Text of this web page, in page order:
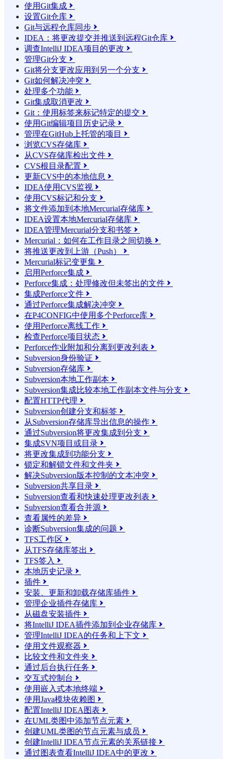
使用Git集成 
设置Git仓库 
Git与远程仓库同步 
IDEA：将更改提交并推送到远程Git仓库 
调查IntelliJ IDEA项目的更改 
管理Git分支 
Git将分支更改应用到另一个分支 
Git如何解决冲突 
处理多个功能 
Git集成取消更改 
Git：使用标签来标记特定的提交 
使用Git编辑项目历史记录 
管理在GitHub上托管的项目 
浏览CVS存储库 
从CVS存储库检出文件 
CVS根目录配置 
更新CVS中的本地信息 
IDEA使用CVS监视 
使用CVS标记和分支 
将文件添加到本地Mercurial存储库 
IDEA设置本地Mercurial存储库 
IDEA管理Mercurial分支和书签 
Mercurial：如何在工作目录之间切换 
将推送更改到上游（Push） 
Mercurial标记变更集 
启用Perforce集成 
Perforce集成：处理修改但未签出的文件 
集成Perforce文件 
通过Perforce集成解决冲突 
在P4CONFIG中使用多个Perforce库 
使用Perforce离线工作 
检查Perforce项目状态 
Perforce作业附加和分离到更改列表 
Subversion身份验证 
Subversion存储库 
Subversion本地工作副本 
Subversion集成比较本地工作副本文件与分支 
配置HTTP代理 
Subversion创建分支和标签 
从Subversion存储库导出信息的操作 
通过Subversion将更改集成到分支 
集成SVN项目或目录 
将更改集成到功能分支 
锁定和解锁文件和文件夹 
解决Subversion版本控制的文本冲突 
Subversion共享目录 
Subversion查看和快速处理更改列表 
Subversion查看合并源 
查看属性的差异 
诊断Subversion集成的问题 
TFS工作区 
从TFS存储库签出 
TFS签入 
本地历史记录 
插件 
安装、更新和卸载存储库插件 
管理企业插件存储库 
从磁盘安装插件 
将IntelliJ IDEA插件添加到企业存储库 
管理IntelliJ IDEA的任务和上下文 
使用文件观察器 
比较文件和文件夹 
通过后台执行任务 
交互式控制台 
使用嵌入式本地终端 
使用Java模块依赖图 
配置IntelliJ IDEA图表 
在UML类图中添加节点元素 
创建UML类图的节点元素与成员 
创建IntelliJ IDEA节点元素的关系链接 
通过图表查看IntelliJ IDEA中的更改 